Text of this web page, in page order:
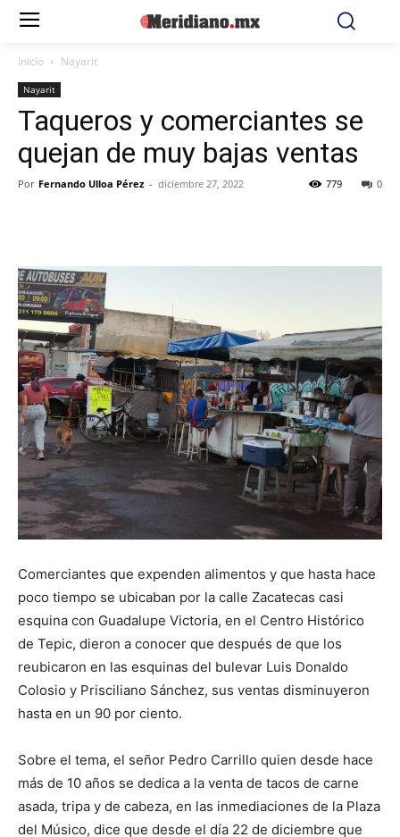
Inicio Nayarit
Nayarit
Taqueros y comerciantes se
quejan de muy bajas ventas
Por Fernando Ulloa Pérez - diciembre 27, 2022 0
779
Comerciantes que expenden alimentos y que hasta hace
poco tiempo se ubicaban por la calle Zacatecas casi
esquina con Guadalupe Victoria, en el Centro Histórico
de Tepic, dieron a conocer que después de que los
reubicaron en las esquinas del bulevar Luis Donaldo
Colosio y Prisciliano Sánchez, sus ventas disminuyeron
hasta en un 90 por ciento.
Sobre el tema, el señor Pedro Carrillo quien desde hace
más de 10 años se dedica a la venta de tacos de carne
asada, tripa y de cabeza, en las inmediaciones de la Plaza
del Músico, dice que desde el día 22 de diciembre que